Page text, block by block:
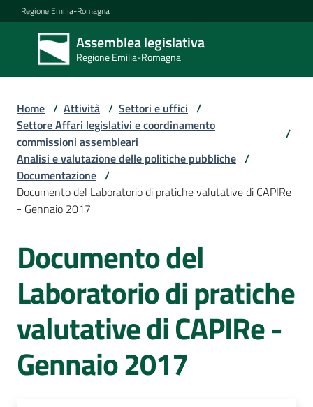
Vai al contenuto
Vai alla navigazione
Vai al footer
Regione Emilia-Romagna
Assemblea legislativa
Regione Emilia-Romagna
Assemblea
legislativa
Regione Emilia-
Assemblea
Attività
Argomenti
i
media
Home / Attività / Settori e uffici /
Settore Affari legislativi e coordinamento
commissioni assembleari
/
Analisi e valutazione delle politiche pubbliche /
Documentazione /
Documento del Laboratorio di pratiche valutative di CAPIRe
- Gennaio 2017
Documento del
Laboratorio di pratiche
valutative di CAPIRe -
Gennaio 2017